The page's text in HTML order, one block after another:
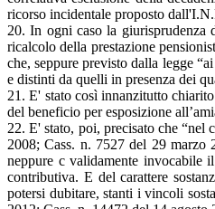
ricorso incidentale proposto
20. In ogni caso la giurisprudenza
ricalcolo della prestazione
che, seppure previsto dalla legge
e distinti da quelli in presenza dei
21. E' stato così innanzitutto
del beneficio per esposizione
22. E' stato, poi, precisato che “nel
2008; Cass. n. 7527 del 29 marzo
neppure c validamente invocabile
contributiva. E del carattere
potersi dubitare, stanti i vincoli